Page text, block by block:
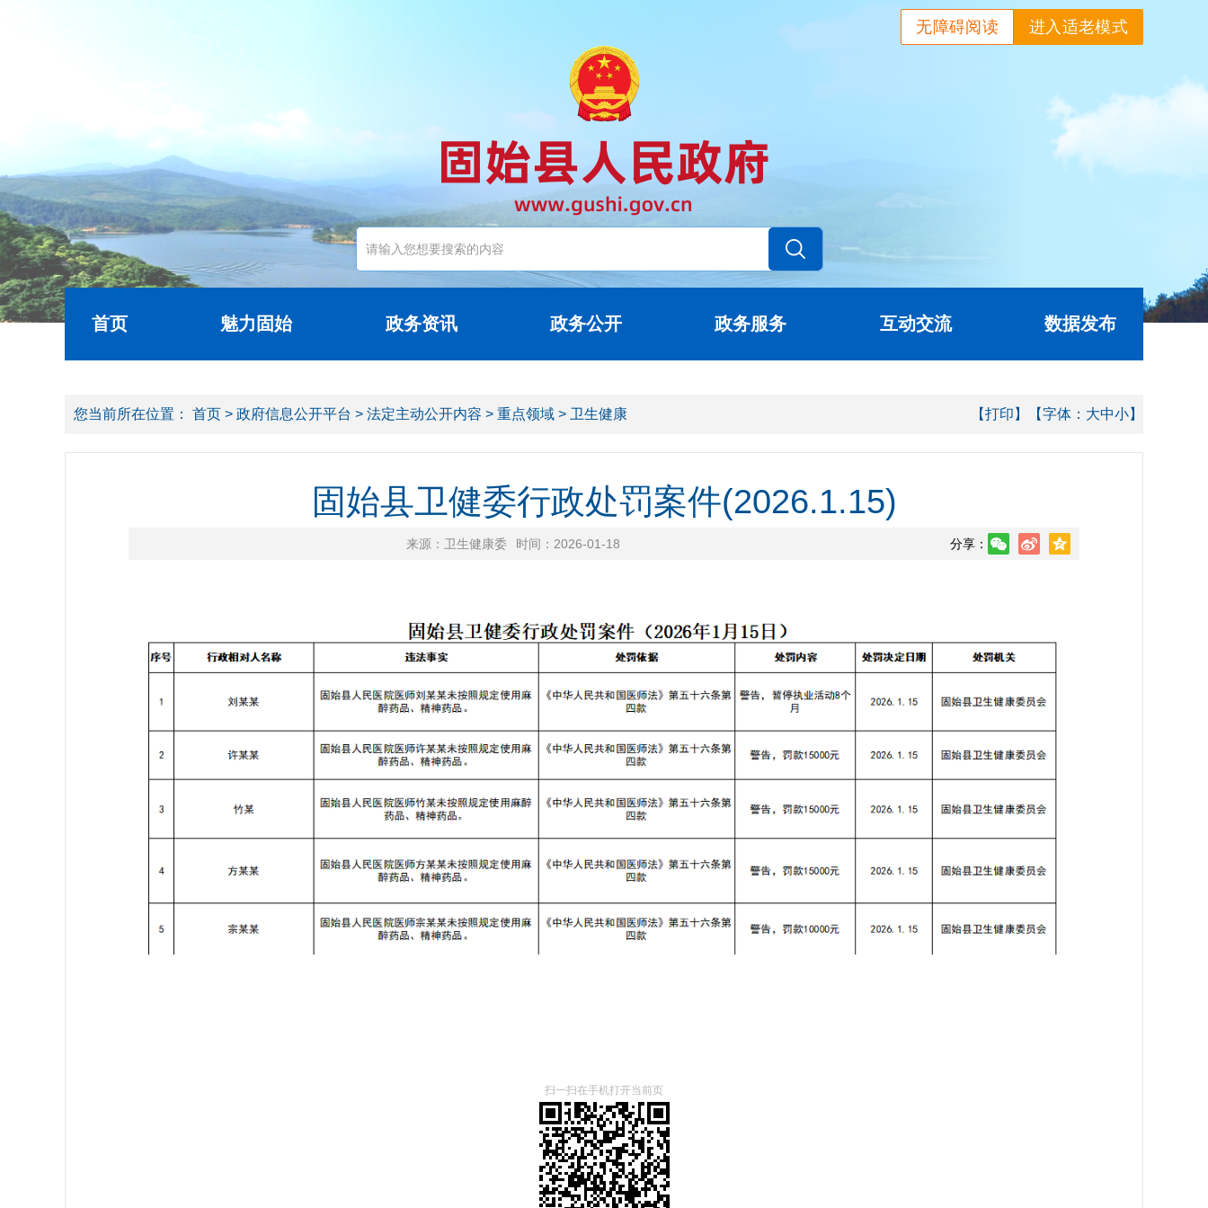
进入适老模式
无障碍阅读
首页 魅力固始 政务资讯 政务公开 政务服务 互动交流 数据发布
您当前所在位置： 首页 > 政府信息公开平台 > 法定主动公开内容 > 重点领域 > 卫生健康 【打印】 【字体： 大中小】
固始县卫健委行政处罚案件(2026.1.15)
来源：卫生健康委 时间：2026-01-18 分享：
扫一扫在手机打开当前页